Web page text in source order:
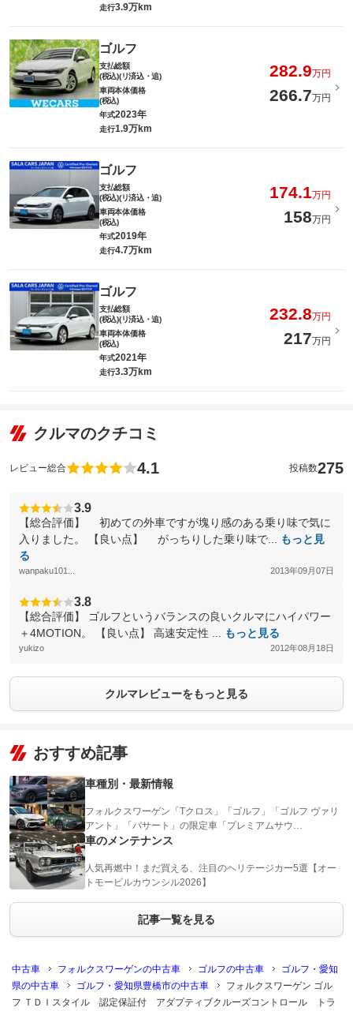
走行3.9万km
ゴルフ
支払総額
(税込)(リ済込・追)
282.9万円
車両本体価格
(税込)
266.7万円
年式2023年
走行1.9万km
ゴルフ
支払総額
(税込)(リ済込・追)
174.1万円
車両本体価格
(税込)
158万円
年式2019年
走行4.7万km
ゴルフ
支払総額
(税込)(リ済込・追)
232.8万円
車両本体価格
(税込)
217万円
年式2021年
走行3.3万km
クルマのクチコミ
レビュー総合 4.1 投稿数275
3.9
【総合評価】 初めての外車ですが塊り感のある乗り味で気に
入りました。 【良い点】 がっちりした乗り味で...
もっと見
る
wanpaku101... 2013年09月07日
3.8
【総合評価】 ゴルフというバランスの良いクルマにハイパワー
＋4MOTION。 【良い点】 高速安定性 ...
もっと見る
yukizo 2012年08月18日
クルマレビューをもっと見る
おすすめ記事
車種別・最新情報
フォルクスワーゲン「Tクロス」「ゴルフ」「ゴルフ ヴァリ
アント」「パサート」の限定車「プレミアムサウ…
車のメンテナンス
人気再燃中！まだ買える、注目のヘリテージカー5選【オー
トモービルカウンシル2026】
記事一覧を見る
中古車 フォルクスワーゲンの中古車 ゴルフの中古車
ゴルフ・愛知
県の中古車
ゴルフ・愛知県豊橋市の中古車
フォルクスワーゲン ゴル
フ ＴＤＩスタイル 認定保証付 アダプティブクルーズコントロール トラ